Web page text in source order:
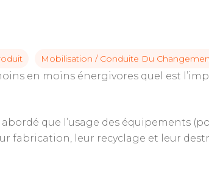
Mobilisation / Conduite Du
en moins énergivores quel est
abordé que l’usage des équipements
fabrication, leur recyclage et leur